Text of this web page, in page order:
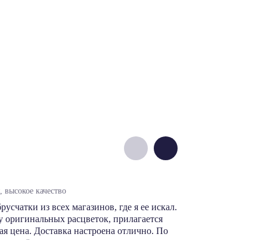
качество
из всех магазинов, где я ее искал.
расцветок, прилагается
цена. Доставка настроена отлично. По